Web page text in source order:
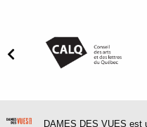
DAMES DES VUES est